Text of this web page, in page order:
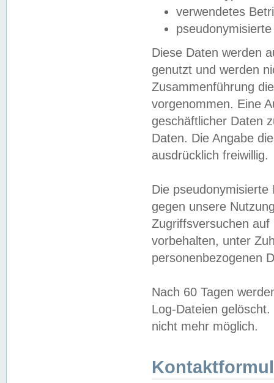
verwendetes
Diese Daten werden
genutzt und werden
Zusammenführung
vorgenommen. Eine
geschäftlicher Daten
Daten. Die Angabe
ausdrücklich freiwillig.
Die
gegen unsere
Zugriffsversuchen
vorbehalten, unter
personenbezogenen
Nach 60 Tagen
Log-Dateien
nicht mehr möglich.